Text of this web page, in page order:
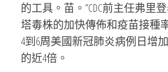
的工具。苗。”CDC前主任弗里
塔毒株的加快傳佈和疫苗接種
4到6周美國新冠肺炎病例日增
的近4倍。